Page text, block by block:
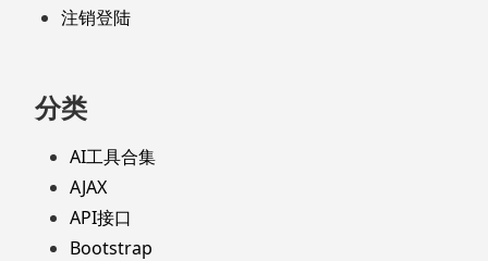
注销登陆
分类
AI工具合集
AJAX
API接口
Bootstrap